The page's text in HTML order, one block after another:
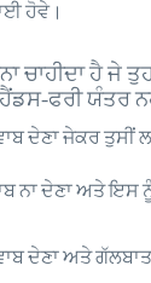
ਹੋਵੇ।
ਚਾਹੀਦਾ ਹੈ ਜੇ
ਫਰੀ ਯੰਤਰ
ਦੇਣਾ ਜੇਕਰ
ਨਾ ਦੇਣਾ ਅਤੇ ਇਸ
ਦੇਣਾ ਅਤੇ